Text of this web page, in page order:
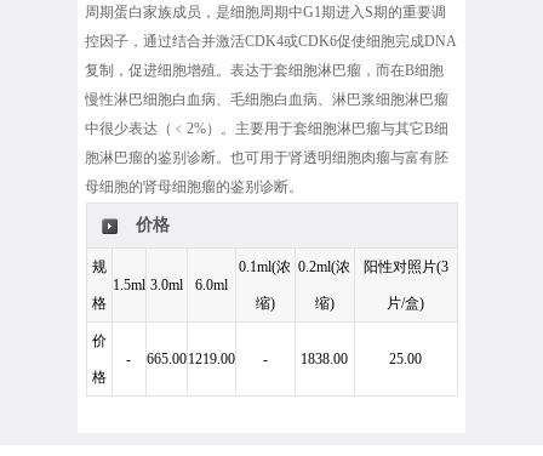
周期蛋白家族成员，是细胞周期中G1期进入S期的重要调
控因子，通过结合并激活CDK4或CDK6促使细胞完成DNA
复制，促进细胞增殖。表达于套细胞淋巴瘤，而在B细胞
慢性淋巴细胞白血病、毛细胞白血病、淋巴浆细胞淋巴瘤
中很少表达（﹤2%）。主要用于套细胞淋巴瘤与其它B细
胞淋巴瘤的鉴别诊断。也可用于肾透明细胞肉瘤与富有胚
母细胞的肾母细胞瘤的鉴别诊断。
价格
规
格
1.5ml 3.0ml 6.0ml
0.1ml(浓
缩)
0.2ml(浓
缩)
阳性对照片(3
片/盒)
价
格
- 665.001219.00 - 1838.00 25.00